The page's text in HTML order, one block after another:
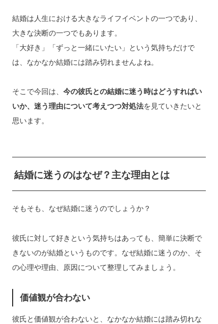
結婚は人生における大きなライフイベントの一つであり、
大きな決断の一つでもあります。
「大好き」「ずっと一緒にいたい」という気持ちだけで
は、なかなか結婚には踏み切れませんよね。
そこで今回は、 今の彼氏との結婚に迷う時はどうすればい
いか、迷う理由について考えつつ対処法を見ていきたいと
思います。
結婚に迷うのはなぜ？主な理由とは
そもそも、なぜ結婚に迷うのでしょうか？
彼氏に対して好きという気持ちはあっても、簡単に決断で
きないのが結婚というものです。なぜ結婚に迷うのか、そ
の心理や理由、原因について整理してみましょう。
価値観が合わない
彼氏と価値観が合わないと、なかなか結婚には踏み切れな